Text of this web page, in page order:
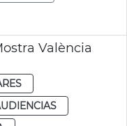
València